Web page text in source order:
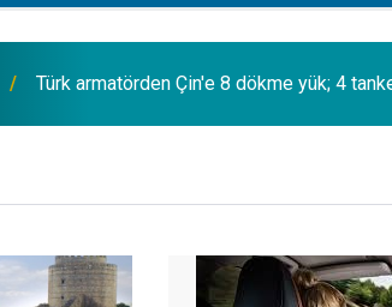
Türk armatörden Çin'e 8 dökme yük; 4